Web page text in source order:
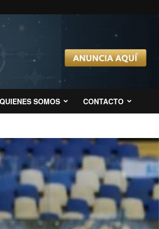
QUIENES SOMOS CONTACTO